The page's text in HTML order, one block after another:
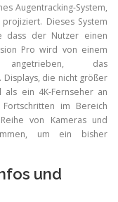
Augentracking-System,
Dieses System
dass der Nutzer einen
Pro wird von einem
das
die nicht größer
ein 4K-Fernseher an
im Bereich
von Kameras und
um ein bisher
und